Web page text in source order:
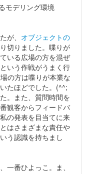
モデリング環境
が、 オブジェクトの
切りました。喋りが
いる広場の方を混ぜ
いう作戦がうまく行
の方は喋りが本業な
たほどでした。(^^;
。また、質問時間を
観客からフィードバ
の発表を目当てに来
はさまざまな責任や
う認識を持ちまし
一番ひよっこ。ま、